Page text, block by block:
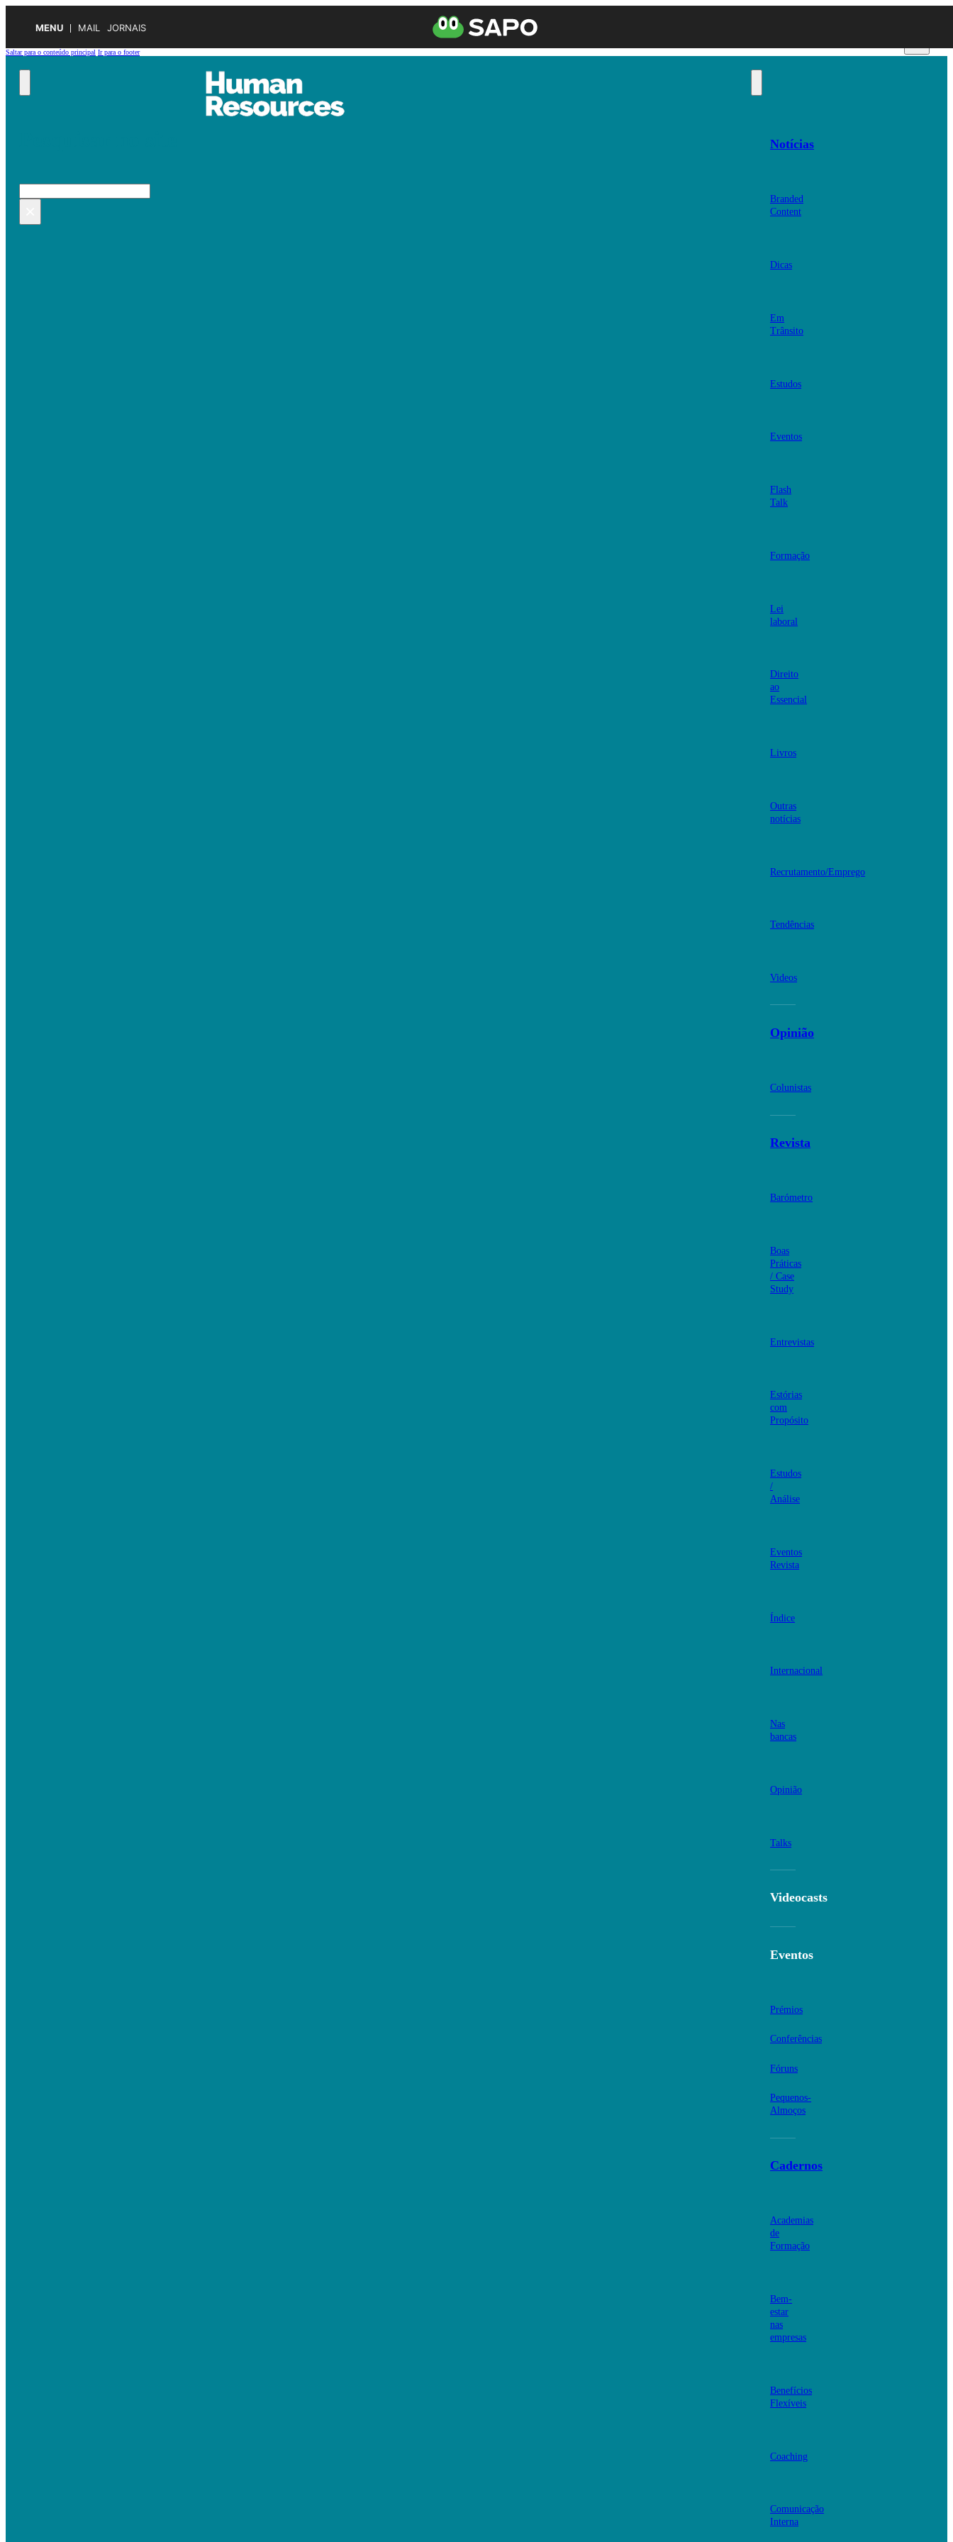
MENU MAIL JORNAIS
Saltar para o conteúdo principal Ir para o footer
Pesquisar
Notícias
Branded
Content
Dicas
Em
Trânsito
Estudos
Eventos
Flash
Talk
Formação
Lei
laboral
Direito
ao
Essencial
Livros
Outras
notícias
Recrutamento/Emprego
Tendências
Videos
Opinião
Colunistas
Revista
Barómetro
Boas
Práticas
/ Case
Study
Entrevistas
Estórias
com
Propósito
Estudos
/
Análise
Eventos
Revista
Índice
Internacional
Nas
bancas
Opinião
Talks
Videocasts
Eventos
Prémios
Conferências
Fóruns
Pequenos-
Almoços
Cadernos
Academias
de
Formação
Bem-
estar
nas
empresas
Benefícios
Flexíveis
Coaching
Comunicação
Interna